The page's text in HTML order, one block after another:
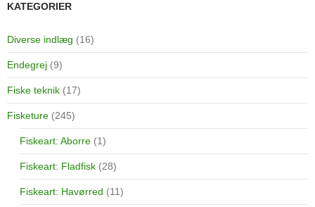
KATEGORIER
Diverse indlæg (16)
Endegrej (9)
Fiske teknik (17)
Fisketure (245)
Fiskeart: Aborre (1)
Fiskeart: Fladfisk (28)
Fiskeart: Havørred (11)